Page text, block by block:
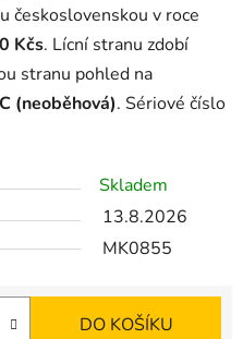
československou v roce
Kčs. Lícní stranu zdobí
stranu pohled na
(neoběhová). Sériové číslo
Skladem
13.8.2026
MK0855
DO KOŠÍKU